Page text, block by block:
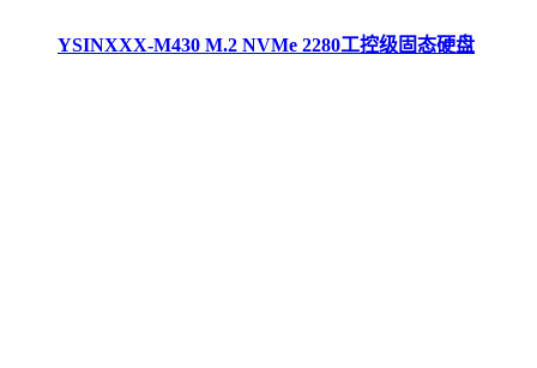
YSINXXX-M430 M.2 NVMe 2280工控级固态硬盘